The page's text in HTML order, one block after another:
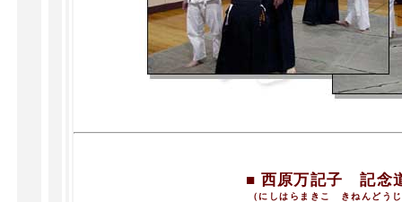
■ 西原万記子 記念
（にしはらまきこ きねんどう